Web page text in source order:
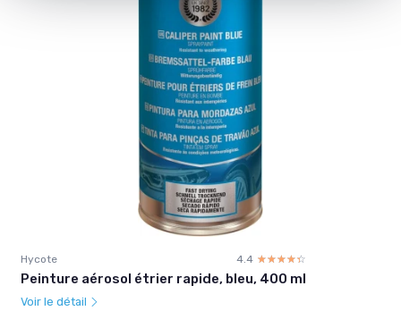
Hycote 4.4 ☆☆☆☆☆
★★★★★
Peinture aérosol étrier rapide, bleu, 400 ml
Voir le détail